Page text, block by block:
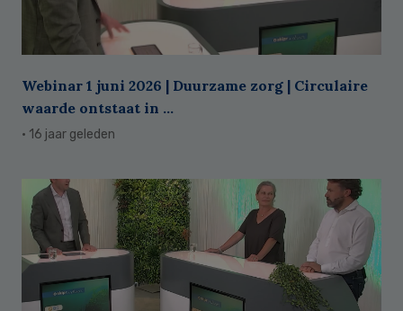
Webinar 1 juni 2026 | Duurzame zorg | Circulaire
waarde ontstaat in ...
· 16 jaar geleden